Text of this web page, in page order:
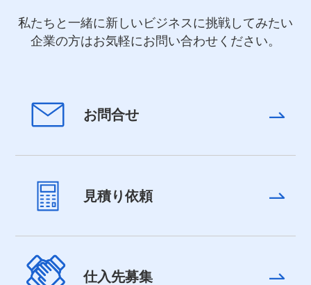
私たちと一緒に新しいビジネスに挑戦してみたい
企業の方はお気軽にお問い合わせください。
お問合せ
見積り依頼
仕入先募集